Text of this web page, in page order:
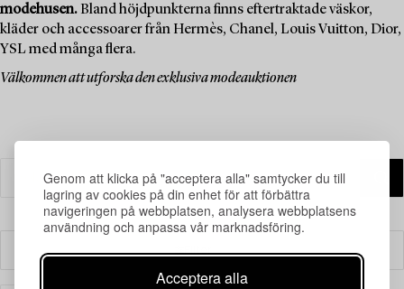
Genom att klicka på "acceptera alla" samtycker du till
lagring av cookies på din enhet för att förbättra
navigeringen på webbplatsen, analysera webbplatsens
användning och anpassa vår marknadsföring.
Acceptera alla
modehusen. Bland höjdpunkterna finns eftertraktade väskor,
kläder och accessoarer från Hermès, Chanel, Louis Vuitton, Dior,
YSL med många flera.
Välkommen att utforska den exklusiva modeauktionen